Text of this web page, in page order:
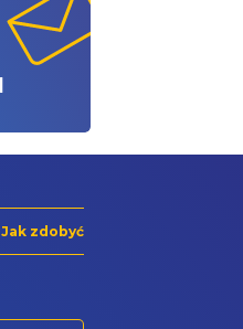
Jak zdobyć